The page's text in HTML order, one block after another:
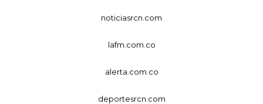
noticiasrcn.com
lafm.com.co
alerta.com.co
deportesrcn.com